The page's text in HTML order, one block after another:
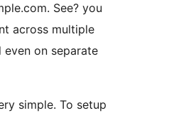
See? you
across multiple
even on separate
simple. To setup